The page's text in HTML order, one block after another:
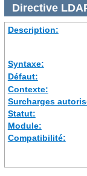
Directive
Description:
Syntaxe:
Défaut:
Contexte:
Surcharges
Statut:
Module:
Compatibilité: